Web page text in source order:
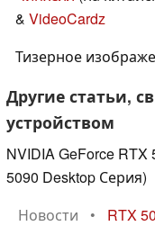
& VideoCardz
Тизерное
Другие статьи,
устройством
NVIDIA GeForce RTX
5090 Desktop Серия)
Новости
•
RTX